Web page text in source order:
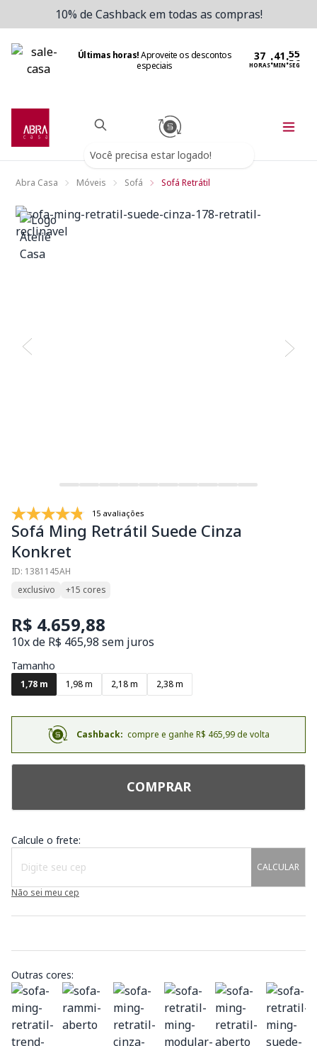
10% de Cashback em todas as compras!
Últimas horas!Aproveite os descontos
especiais
HORAS:MIN:SEG
Você precisa estar logado!
Abra Casa Móveis Sofá Sofá Retrátil
15 avaliações
Sofá Ming Retrátil Suede Cinza
Konkret
ID: 1381145AH
exclusivo
+15 cores
R$ 4.659,88
10x de R$ 465,98 sem juros
Tamanho
1,78 m 1,98 m 2,18 m 2,38 m
Cashback: compre e ganhe R$ 465,99 de volta
COMPRAR
Calcule o frete:
CALCULAR
Não sei meu cep
Outras cores: